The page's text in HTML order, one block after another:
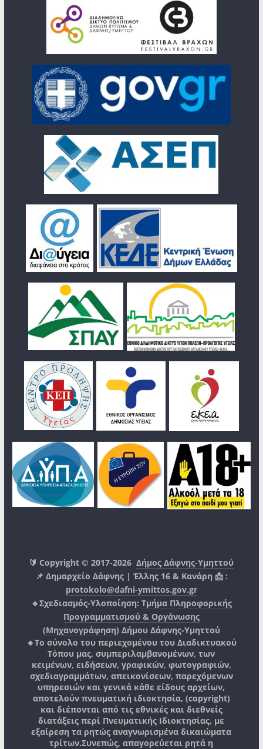
🔰 Copyright © 2017-2026Δήμος Δάφνης-Υμηττού
📌 Δημαρχείο Δάφνης | Έλλης 16 & Κανάρη 📩 :
protokolo@dafni-ymittos.gov.gr
🔹Σχεδιασμός-Υλοποίηση: Τμήμα Πληροφορικής
Προγραμματισμού & Οργάνωσης
(Μηχανογράφηση) Δήμου Δάφνης-Υμηττού
🔸Το σύνολο του περιεχομένου του Διαδικτυακού
Τόπου μας, συμπεριλαμβανομένων, των
κειμένων, ειδήσεων, γραφικών, φωτογραφιών,
σχεδιαγραμμάτων, απεικονίσεων, παρεχόμενων
υπηρεσιών και γενικά κάθε είδους αρχείων,
αποτελούν πνευματική ιδιοκτησία, (copyright)
και διέπονται από τις εθνικές και διεθνείς
διατάξεις περί Πνευματικής Ιδιοκτησίας, με
εξαίρεση τα ρητώς αναγνωρισμένα δικαιώματα
τρίτων.Συνεπώς, απαγορεύεται ρητά η